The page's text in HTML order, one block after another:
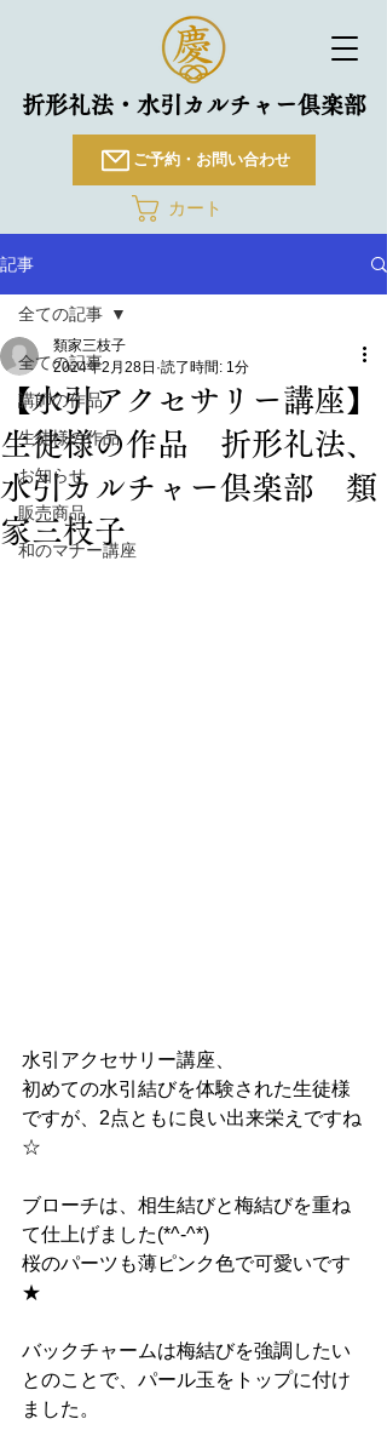
折形礼法・水引カルチャー倶楽部
ご予約・お問い合わせ
カート
記事
全ての記事
講師の作品
生徒様の作品
お知らせ
販売商品
和のマナー講座
全ての記事
【水引アクセサリー講座】
生徒様の作品 折形礼法、
水引カルチャー倶楽部 類
家三枝子
類家三枝子
2024年2月28日 読了時間: 1分
水引アクセサリー講座、
初めての水引結びを体験された生徒様
ですが、2点ともに良い出来栄えですね
☆
ブローチは、相生結びと梅結びを重ね
て仕上げました(*^-^*)
桜のパーツも薄ピンク色で可愛いです
★
バックチャームは梅結びを強調したい
とのことで、パール玉をトップに付け
ました。